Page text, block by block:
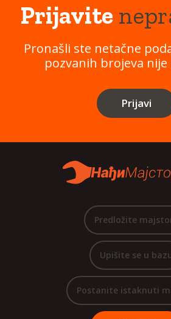
Prijavite
Pronašli ste netačne
pozvanih brojeva
Prijavi
Predložite
Upišite se u
Postanite istaknuti